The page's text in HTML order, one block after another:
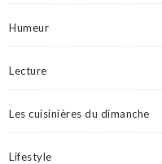
Humeur
Lecture
Les cuisinières du dimanche
Lifestyle